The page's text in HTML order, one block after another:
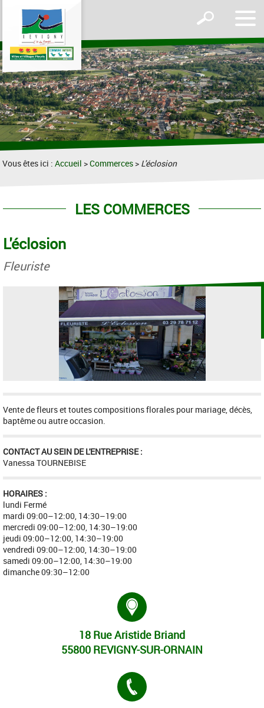
le
Afficher
formulaire
de
recherche
Vous êtes ici :Accueil >Commerces > L'éclosion
LES COMMERCES
L'éclosion
Fleuriste
Vente de fleurs et toutes compositions florales pour mariage, décès,
baptême ou autre occasion.
CONTACT AU SEIN DE L'ENTREPRISE :
Vanessa TOURNEBISE
HORAIRES :
lundi Fermé
mardi 09:00–12:00, 14:30–19:00
mercredi 09:00–12:00, 14:30–19:00
jeudi 09:00–12:00, 14:30–19:00
vendredi 09:00–12:00, 14:30–19:00
samedi 09:00–12:00, 14:30–19:00
dimanche 09:30–12:00
18 Rue Aristide Briand
55800 REVIGNY-SUR-ORNAIN